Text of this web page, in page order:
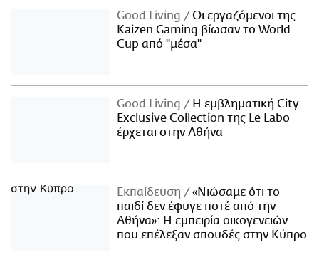
Good Living
Οι εργαζόμενοι της
Kaizen Gaming βίωσαν το World
Cup από "μέσα"
Good Living
Η εμβληματική City
Exclusive Collection της Le Labo
έρχεται στην Αθήνα
Εκπαίδευση
«Νιώσαμε ότι το
παιδί δεν έφυγε ποτέ από την
Αθήνα»: Η εμπειρία οικογενειών
που επέλεξαν σπουδές στην Κύπρο